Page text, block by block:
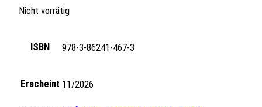
Nicht vorrätig
ISBN 978-3-86241-467-3
Erscheint 11/2026